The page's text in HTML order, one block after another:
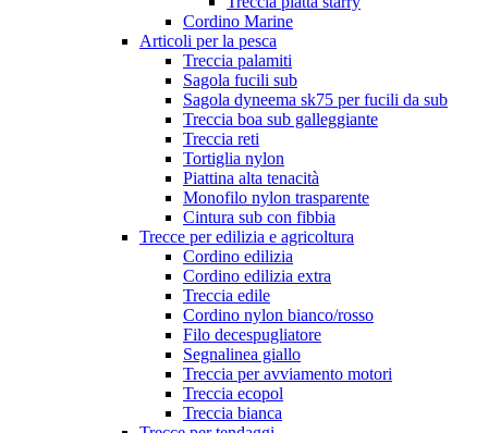
Cordino Marine
Articoli per la pesca
Treccia palamiti
Sagola fucili sub
Sagola dyneema sk75 per fucili da sub
Treccia boa sub galleggiante
Treccia reti
Tortiglia nylon
Piattina alta tenacità
Monofilo nylon trasparente
Cintura sub con fibbia
Trecce per edilizia e agricoltura
Cordino edilizia
Cordino edilizia extra
Treccia edile
Cordino nylon bianco/rosso
Filo decespugliatore
Segnalinea giallo
Treccia per avviamento motori
Treccia ecopol
Treccia bianca